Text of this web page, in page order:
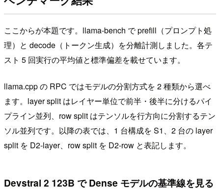
ここからが本題です。llama-bench で prefill（プロンプト処
理）と decode（トークン生成）を分離計測しました。各テ
スト 5 回実行の平均値と標準偏差を載せています。
llama.cpp の RPC ではモデルの分割方式を 2 種類から選べ
ます。layer split はレイヤー単位で前半・後半に分けるパイ
プライン並列、row split はテンソルを行方向に分割するテン
ソル並列です。以降の表では、1 台構成を S1、2 台の layer
split を D2-layer、row split を D2-row と表記します。
Devstral 2 123B で Dense モデルの基準線を見る